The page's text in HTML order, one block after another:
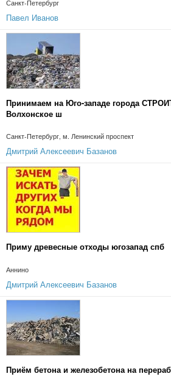
Санкт-Петербург
Павел Иванов
Принимаем на Юго-западе города
Волхонское ш
Санкт-Петербург, м. Ленинский проспект
Дмитрий Алексеевич Базанов
Приму древесные отходы югозапад спб
Аннино
Дмитрий Алексеевич Базанов
Приём бетона и железобетона на